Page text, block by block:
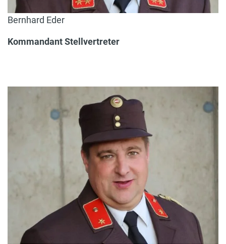
Bernhard Eder
Kommandant Stellvertreter